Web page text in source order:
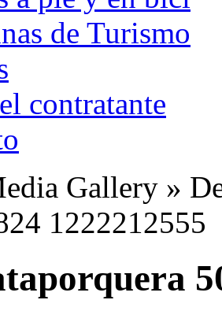
de Turismo
contratante
Gallery »
1222212555